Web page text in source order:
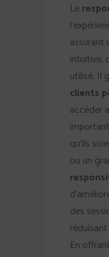
Le
assurant
intuitive,
utilisé. Il
clients
accéder
qu’ils
ou un
des
En